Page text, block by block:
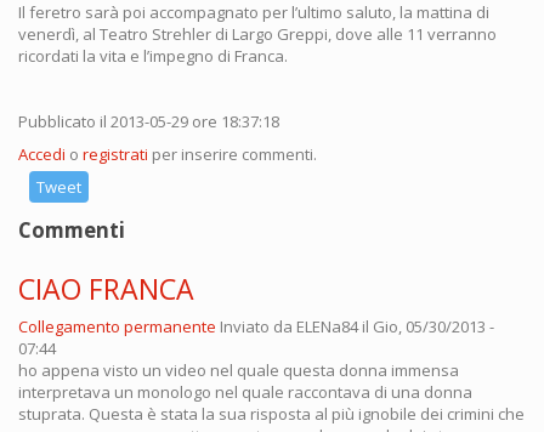
Il feretro sarà poi accompagnato per l’ultimo saluto, la mattina di
venerdì, al Teatro Strehler di Largo Greppi, dove alle 11 verranno
ricordati la vita e l’impegno di Franca.
Pubblicato il 2013-05-29 ore 18:37:18
Accedi o registrati per inserire commenti.
Tweet
Commenti
CIAO FRANCA
Collegamento permanente Inviato da ELENa84il Gio, 05/30/2013 -
07:44
ho appena visto un video nel quale questa donna immensa
interpretava un monologo nel quale raccontava di una donna
stuprata. Questa è stata la sua risposta al più ignobile dei crimini che